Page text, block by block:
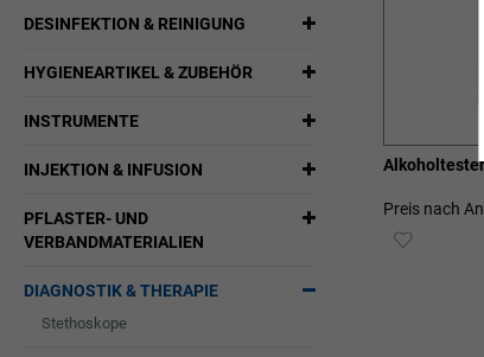
Preis nach
DESINFEKTION & REINIGUNG
HYGIENEARTIKEL & ZUBEHÖR
INSTRUMENTE
INJEKTION & INFUSION
PFLASTER- UND
VERBANDMATERIALIEN
DIAGNOSTIK & THERAPIE
Stethoskope